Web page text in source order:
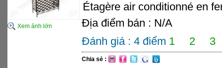
Xem ảnh lớn
Étagère air conditionné en
Địa điểm bán : N/A
Đánh giá : 4 điểm 1 2 3
Chia sẻ :